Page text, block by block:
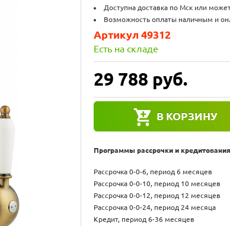
Доступна доставка по Мск или
Возможность оплаты наличным и
29 788 руб.
В КОРЗИНУ
Программы рассрочки и
Рассрочка 0-0-6, период 6 месяцев
Рассрочка 0-0-10, период 10 месяцев
Рассрочка 0-0-12, период 12 месяцев
Рассрочка 0-0-24, период 24 месяца
Кредит, период 6-36 месяцев
Артикул 49312
Есть на складе